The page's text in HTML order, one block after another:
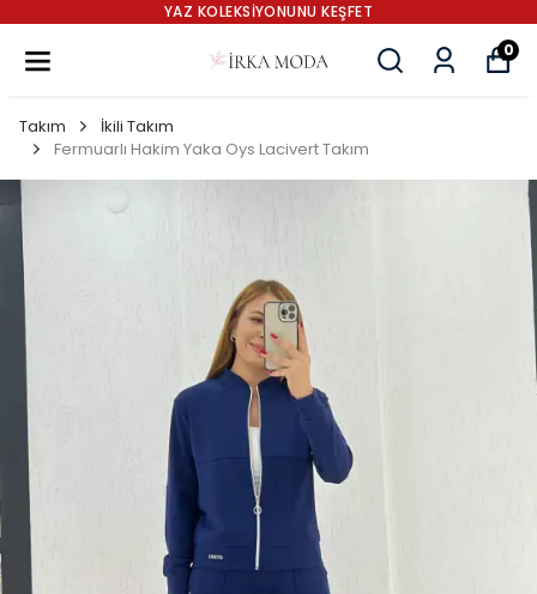
YAZ KOLEKSİYONUNU KEŞFET
0
Takım
İkili Takım
Fermuarlı Hakim Yaka Oys Lacivert Takım